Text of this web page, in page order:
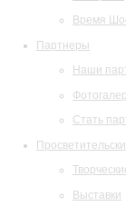
Время
Партнеры
Наши
Стать
Выставки